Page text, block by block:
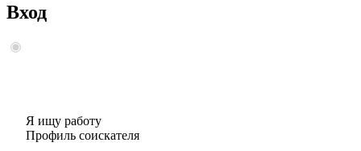
Вход
Я ищу работу
Профиль соискателя